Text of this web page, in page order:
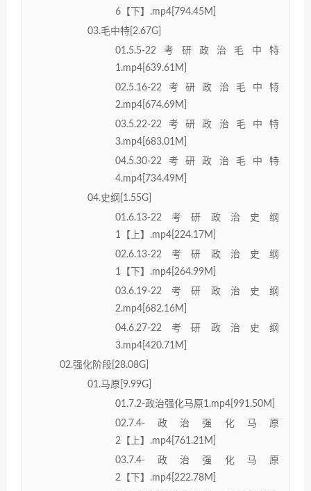
6【下】.mp4[794.45M]
03.毛中特[2.67G]
01.5.5-22考研政治毛中特
1.mp4[639.61M]
02.5.16-22考研政治毛中特
2.mp4[674.69M]
03.5.22-22考研政治毛中特
3.mp4[683.01M]
04.5.30-22考研政治毛中特
4.mp4[734.49M]
04.史纲[1.55G]
01.6.13-22考研政治史纲
1【上】.mp4[224.17M]
02.6.13-22考研政治史纲
1【下】.mp4[264.99M]
03.6.19-22考研政治史纲
2.mp4[682.16M]
04.6.27-22考研政治史纲
3.mp4[420.71M]
02.强化阶段[28.08G]
01.马原[9.99G]
01.7.2-政治强化马原1.mp4[991.50M]
02.7.4-政治强化马原
2【上】.mp4[761.21M]
03.7.4-政治强化马原
2【下】.mp4[222.78M]